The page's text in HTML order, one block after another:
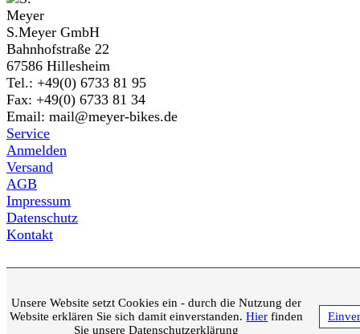
S.Meyer GmbH
Bahnhofstraße 22
67586 Hillesheim
Tel.: +49(0) 6733 81 95
Fax: +49(0) 6733 81 34
Email: mail@meyer-bikes.de
Service
Anmelden
Versand
AGB
Impressum
Datenschutz
Kontakt
Unsere Website setzt Cookies ein - durch die Nutzung der
Website erklären Sie sich damit einverstanden.Hier finden
Sie unsere Datenschutzerklärung